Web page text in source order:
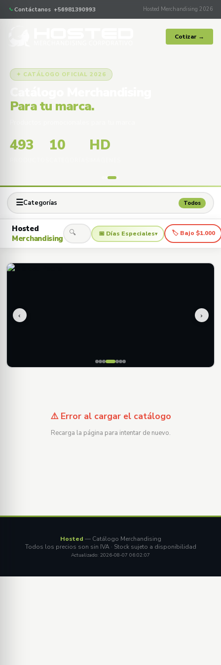
Contáctanos +56981390993 Hosted Merchandising 2026
Cotizar →
✦ CATÁLOGO OFICIAL 2026
Para tu marca.
493 10 HD
☰Categorías Todos
Hosted
Merchandising
🔍 📅 Días Especiales▾ 🏷 Bajo $1.000
‹ ›
⚠️ Error al cargar el catálogo
Recarga la página para intentar de nuevo.
Hosted — Catálogo Merchandising
Todos los precios son sin IVA · Stock sujeto a disponibilidad
Actualizado: 2026-08-07 06:02:07